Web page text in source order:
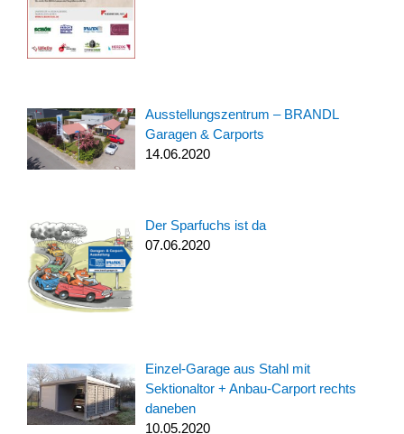
Ausstellungszentrum – BRANDL
Garagen & Carports
14.06.2020
Der Sparfuchs ist da
07.06.2020
Einzel-Garage aus Stahl mit
Sektionaltor + Anbau-Carport rechts
daneben
10.05.2020